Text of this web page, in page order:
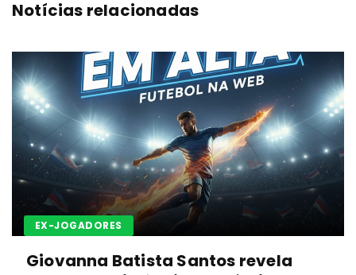
Notícias relacionadas
EX-JOGADORES
Giovanna Batista Santos revela